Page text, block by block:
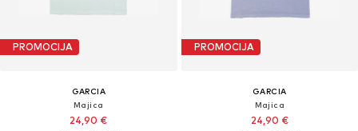
PROMOCIJA
GARCIA
Majica
24,90 €
PROMOCIJA
GARCIA
Majica
24,90 €